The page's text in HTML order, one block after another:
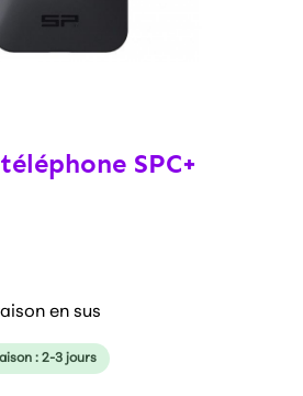
SPC+
en sus
: 2-3 jours